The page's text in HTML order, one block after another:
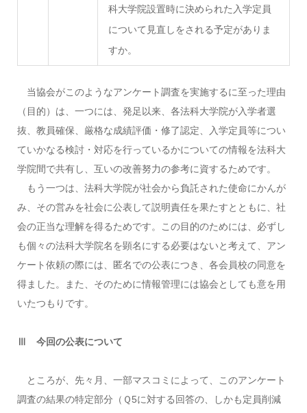
科大学院設置時に決められた入学定員
について見直しをされる予定がありま
すか。
当協会がこのようなアンケート調査を実施するに至った理由
（目的）は、一つには、発足以来、各法科大学院が入学者選
抜、教員確保、厳格な成績評価・修了認定、入学定員等につい
ていかなる検討・対応を行っているかについての情報を法科大
学院間で共有し、互いの改善努力の参考に資するためです。
もう一つは、法科大学院が社会から負託された使命にかんが
み、その営みを社会に公表して説明責任を果たすとともに、社
会の正当な理解を得るためです。この目的のためには、必ずし
も個々の法科大学院名を顕名にする必要はないと考えて、アン
ケート依頼の際には、匿名での公表につき、各会員校の同意を
得ました。また、そのために情報管理には協会としても意を用
いたつもりです。
Ⅲ 今回の公表について
ところが、先々月、一部マスコミによって、このアンケート
調査の結果の特定部分（Ｑ5に対する回答の、しかも定員削減